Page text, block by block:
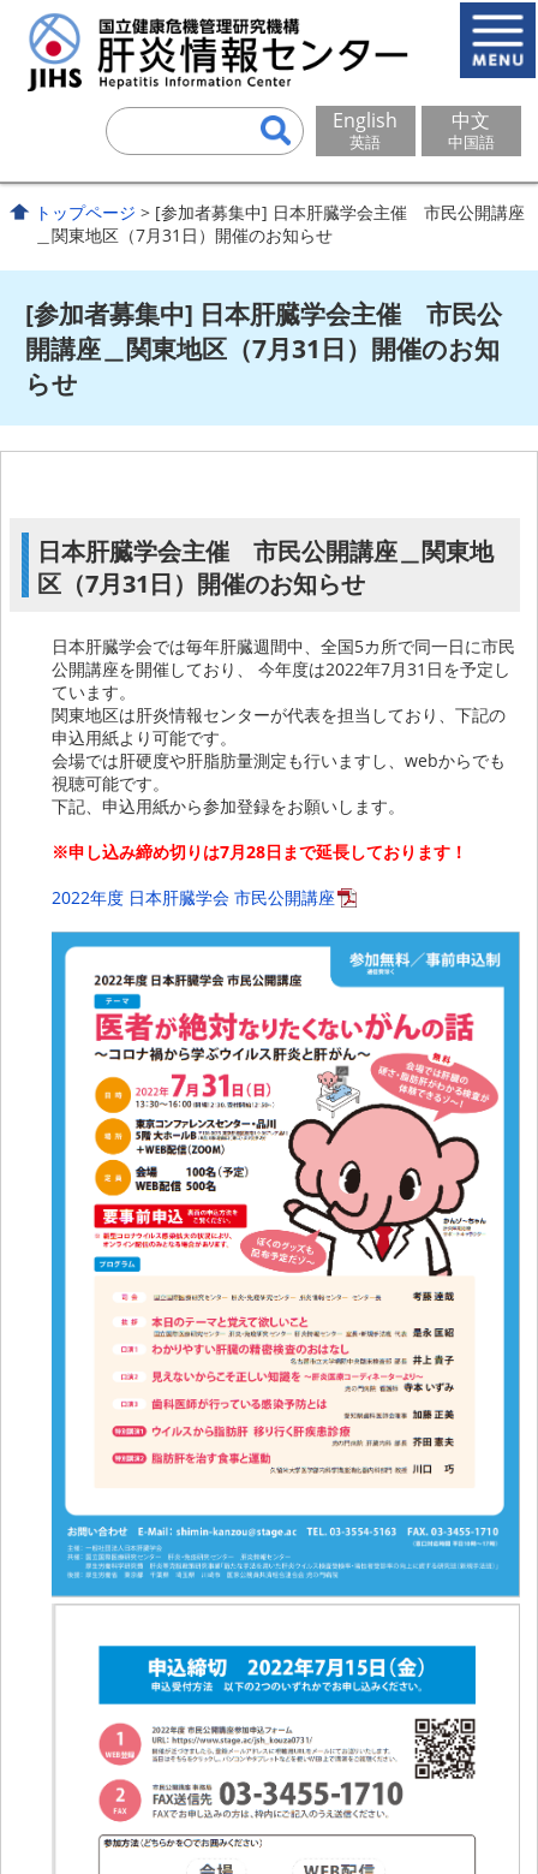
English
英語
中文
中国語
トップページ > [参加者募集中] 日本肝臓学会主催 市民公開講座
＿関東地区（7月31日）開催のお知らせ
[参加者募集中] 日本肝臓学会主催 市民公
開講座＿関東地区（7月31日）開催のお知
らせ
日本肝臓学会主催 市民公開講座＿関東地
区（7月31日）開催のお知らせ
日本肝臓学会では毎年肝臓週間中、全国5カ所で同一日に市民
公開講座を開催しており、 今年度は2022年7月31日を予定し
ています。
関東地区は肝炎情報センターが代表を担当しており、下記の
申込用紙より可能です。
会場では肝硬度や肝脂肪量測定も行いますし、webからでも
視聴可能です。
下記、申込用紙から参加登録をお願いします。
※申し込み締め切りは7月28日まで延長しております！
2022年度 日本肝臓学会 市民公開講座